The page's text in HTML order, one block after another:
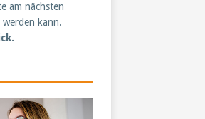
am nächsten
kann.